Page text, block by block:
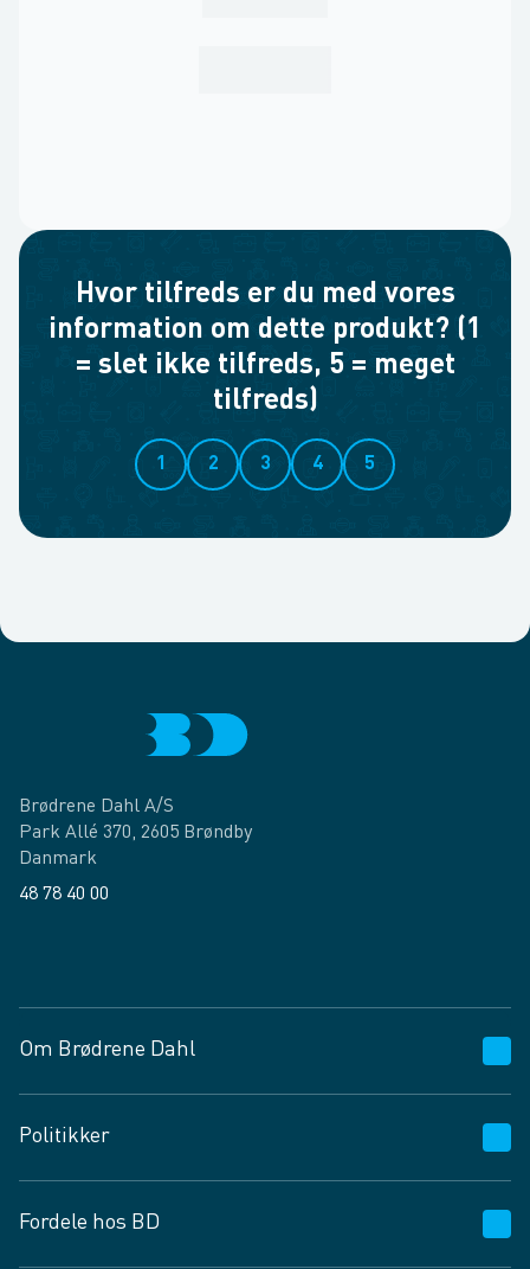
Hvor tilfreds er du med vores
information om dette produkt? (1
= slet ikke tilfreds, 5 = meget
tilfreds)
1 2 3 4 5
Brødrene Dahl A/S
Park Allé 370, 2605 Brøndby
Danmark
48 78 40 00
Om Brødrene Dahl
Vagttelefon 30 10 89 89
Spørgsmål og svar
Job og karriere
Politikker
Privatlivspolitik
Fordele hos BD